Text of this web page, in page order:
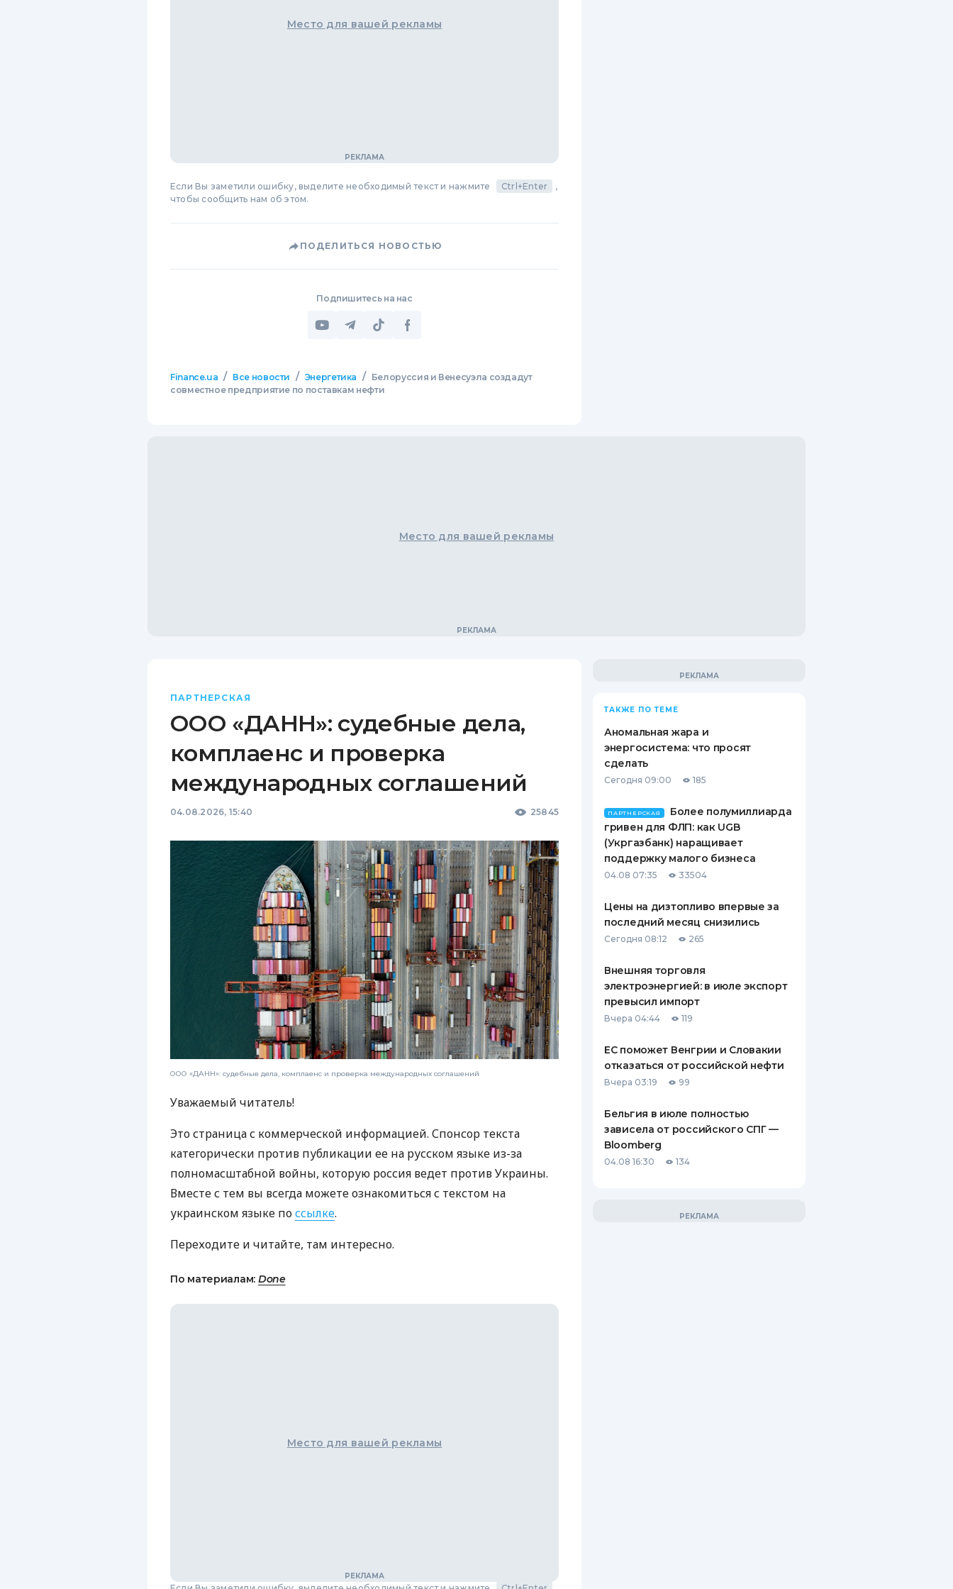
Место для вашей рекламы
Если Вы заметили ошибку, выделите необходимый текст и нажмите Ctrl+Enter
,
чтобы сообщить нам об этом.
ПОДЕЛИТЬСЯ НОВОСТЬЮ
Подпишитесь на нас
Finance.ua / Все новости / Энергетика /
Белоруссия и Венесуэла создадут
совместное предприятие по поставкам нефти
Место для вашей рекламы
ПАРТНЕРСКАЯ
ООО «ДАНН»: судебные дела,
комплаенс и проверка
международных соглашений
04.08.2026, 15:40 25845
ООО «ДАНН»: судебные дела, комплаенс и проверка международных соглашений
Уважаемый читатель!
Это страница с коммерческой информацией. Спонсор текста
категорически против публикации ее на русском языке из-за
полномасштабной войны, которую россия ведет против Украины.
Вместе с тем вы всегда можете ознакомиться с текстом на
украинском языке поссылке.
Переходите и читайте, там интересно.
По материалам: Done
Место для вашей рекламы
ТАКЖЕ ПО ТЕМЕ
Аномальная жара и
энергосистема: что просят
сделать
Сегодня 09:00 185
ПАРТНЕРСКАЯ
Более полумиллиарда
гривен для ФЛП: как UGB
(Укргазбанк) наращивает
поддержку малого бизнеса
04.08 07:35 33504
Цены на дизтопливо впервые за
последний месяц снизились
Сегодня 08:12 265
Внешняя торговля
электроэнергией: в июле экспорт
превысил импорт
Вчера 04:44 119
ЕС поможет Венгрии и Словакии
отказаться от российской нефти
Вчера 03:19 99
Бельгия в июле полностью
зависела от российского СПГ —
Bloomberg
04.08 16:30 134